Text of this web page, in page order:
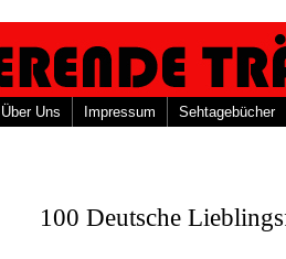
Über Uns Impressum Sehtagebücher
100 Deutsche